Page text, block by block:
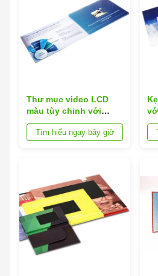
Thư mục video LCD
màu tùy chỉnh với
Loop Playback và pin
lithium-ion sạc lại để
Tìm hiểu ngay bây giờ